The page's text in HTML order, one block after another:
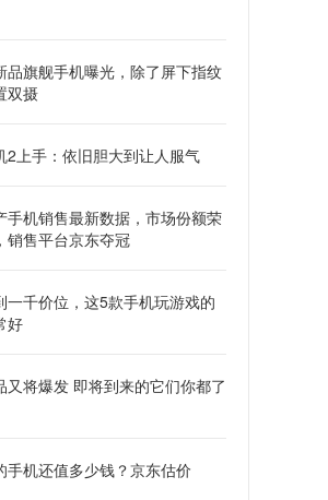
品旗舰手机曝光，除了屏下指纹
双摄
2上手：依旧胆大到让人服气
手机销售最新数据，市场份额荣
销售平台京东夺冠
一千价位，这5款手机玩游戏的
好
又将爆发 即将到来的它们你都了
手机还值多少钱？京东估价